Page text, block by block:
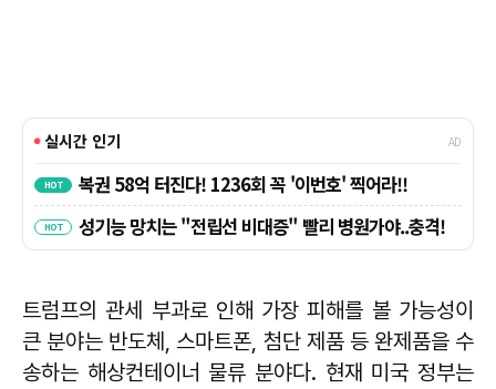
트럼프의 관세 부과로 인해 가장 피해를 볼 가능성이
큰 분야는 반도체, 스마트폰, 첨단 제품 등 완제품을 수
송하는 해상컨테이너 물류 분야다. 현재 미국 정부는